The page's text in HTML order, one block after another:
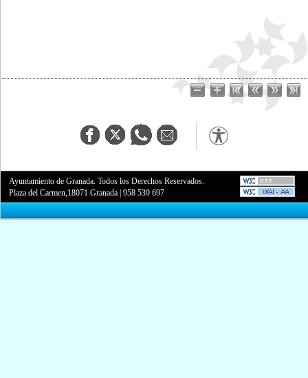
Ayuntamiento de Granada. Todos los Derechos Reservados.
Plaza del Carmen,18071 Granada |958 539 697